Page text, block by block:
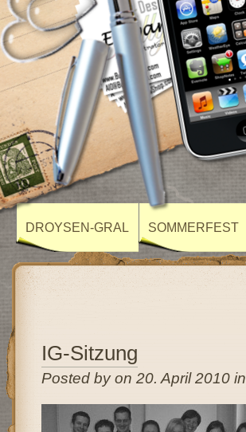
DROYSEN-GRAL SOMMERFEST
IG-Sitzung
Posted by on 20. April 2010 in